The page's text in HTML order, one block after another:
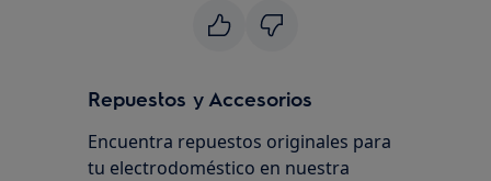
Repuestos y Accesorios
Encuentra repuestos originales para
tu electrodoméstico en nuestra